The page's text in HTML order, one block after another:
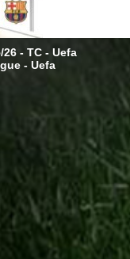
- TC - Uefa
- Uefa